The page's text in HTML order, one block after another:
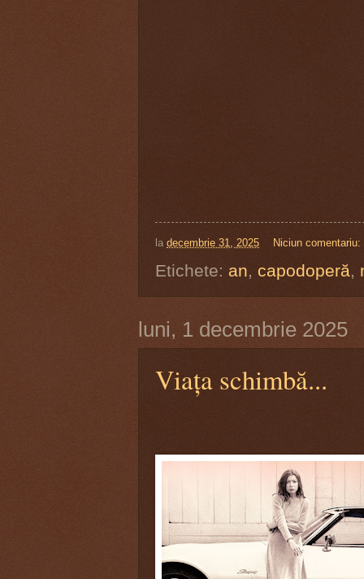
la decembrie 31, 2025 Niciun comentariu:
Etichete: an, capodoperă,
luni, 1 decembrie 2025
Viața schimbă...